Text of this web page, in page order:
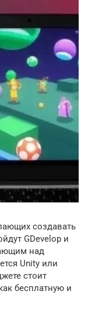
создавать
GDevelop и
над
Unity или
стоит
бесплатную и